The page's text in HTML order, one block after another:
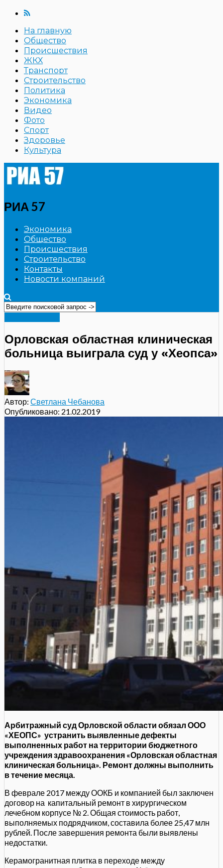
На главную
Общество
Происшествия
ЖКХ
Транспорт
Строительство
Политика
Экономика
Видео
Фото
Спорт
Здоровье
Культура
РИА 57
Экономика
Общество
Происшествия
Строительство
Контакты
Новости компаний
Орловская областная клиническая
больница выиграла суд у «Хеопса»
Автор: Светлана Чебанова
Опубликовано: 21.02.2019
Арбитражный суд Орловской области обязал ООО
«ХЕОПС» устранить выявленные дефекты
выполненных работ на территории бюджетного
учреждения здравоохранения «Орловская областная
клиническая больница». Ремонт должны выполнить
в течение месяца.
В феврале 2017 между ООКБ и компанией был заключен
договор на капитальный ремонт в хирургическом
лечебном корпусе № 2. Общая стоимость работ,
выполняемых подрядчиком, составила более 25,47 млн
рублей. После завершения ремонта были выявлены
недостатки.
Керамогранитная плитка в переходе между